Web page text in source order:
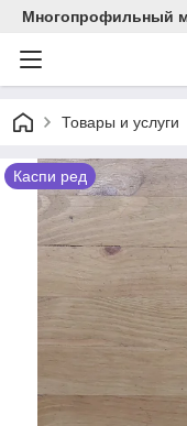
Многопрофильный
Товары и услуги
Каспи ред